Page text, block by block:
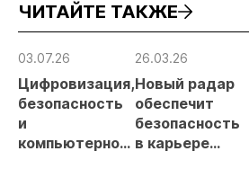
россыпи:
отраслевые
риски и
МСБ
ЧИТАЙТЕ ТАКЖЕ
03.07.26
Цифровизация,
безопасность
и
компьютерное
26.03.26
Новый радар
обеспечит
безопасность
в карьере